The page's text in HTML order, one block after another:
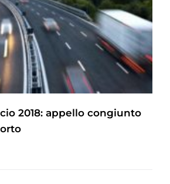
2018: appello congiunto